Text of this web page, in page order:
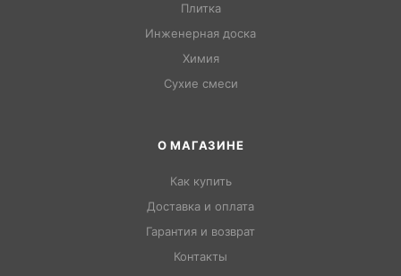
Плитка
Инженерная доска
Химия
Сухие смеси
О МАГАЗИНЕ
Как купить
Доставка и оплата
Гарантия и возврат
Контакты